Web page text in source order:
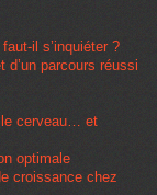
il s’inquiéter ?
d’un parcours réussi
le cerveau… et
optimale
croissance chez